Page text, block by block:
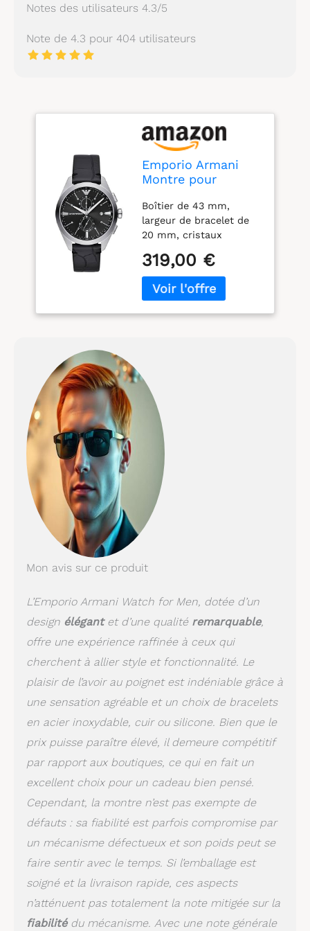
Notes des utilisateurs 4.3/5
Note de 4.3 pour 404 utilisateurs
Emporio Armani
Montre pour
Mouvement
Quartz/Chrono
boîtier 43mm avec
Bracelet en Cuir
AR11542
Boîtier de 43 mm,
largeur de bracelet de
20 mm, cristaux
quartz avec affichage
analogique du
chronographe, importé
eaux peu profondes
319,00 €
Mon avis sur ce produit
L’Emporio Armani Watch for Men, dotée d’un
design élégantet d’une qualité remarquable,
offre une expérience raffinée à ceux qui
cherchent à allier style et fonctionnalité. Le
plaisir de l’avoir au poignet est indéniable grâce à
une sensation agréable et un choix de bracelets
en acier inoxydable, cuir ou silicone. Bien que le
prix puisse paraître élevé, il demeure compétitif
par rapport aux boutiques, ce qui en fait un
excellent choix pour un cadeau bien pensé.
Cependant, la montre n’est pas exempte de
défauts : sa fiabilité est parfois compromise par
un mécanisme défectueux et son poids peut se
faire sentir avec le temps. Si l’emballage est
soigné et la livraison rapide, ces aspects
n’atténuent pas totalement la note mitigée sur la
fiabilitédu mécanisme. Avec une note générale